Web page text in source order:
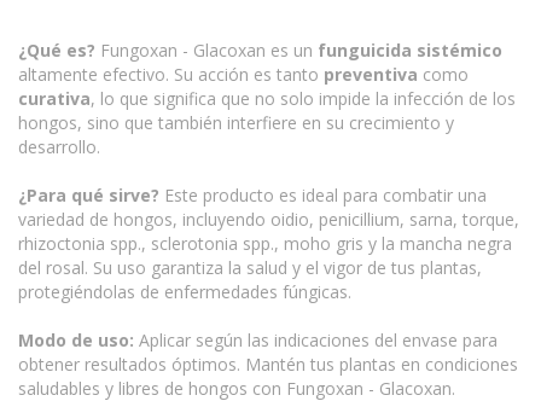
¿Qué es? Fungoxan - Glacoxan es un funguicida sistémico
altamente efectivo. Su acción es tanto preventiva como
curativa, lo que significa que no solo impide la infección de los
hongos, sino que también interfiere en su crecimiento y
desarrollo.
¿Para qué sirve? Este producto es ideal para combatir una
variedad de hongos, incluyendo oidio, penicillium, sarna, torque,
rhizoctonia spp., sclerotonia spp., moho gris y la mancha negra
del rosal. Su uso garantiza la salud y el vigor de tus plantas,
protegiéndolas de enfermedades fúngicas.
Modo de uso: Aplicar según las indicaciones del envase para
obtener resultados óptimos. Mantén tus plantas en condiciones
saludables y libres de hongos con Fungoxan - Glacoxan.